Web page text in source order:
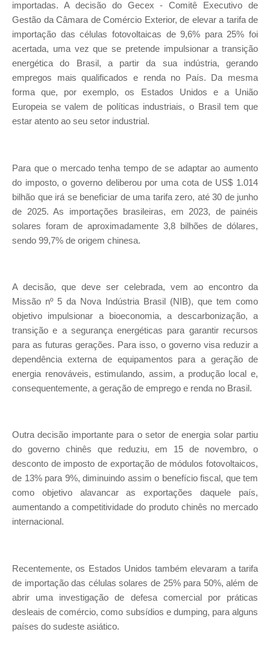
importadas. A decisão do Gecex - Comitê Executivo de
Gestão da Câmara de Comércio Exterior, de elevar a tarifa de
importação das células fotovoltaicas de 9,6% para 25% foi
acertada, uma vez que se pretende impulsionar a transição
energética do Brasil, a partir da sua indústria, gerando
empregos mais qualificados e renda no País. Da mesma
forma que, por exemplo, os Estados Unidos e a União
Europeia se valem de políticas industriais, o Brasil tem que
estar atento ao seu setor industrial.
Para que o mercado tenha tempo de se adaptar ao aumento
do imposto, o governo deliberou por uma cota de US$ 1.014
bilhão que irá se beneficiar de uma tarifa zero, até 30 de junho
de 2025. As importações brasileiras, em 2023, de painéis
solares foram de aproximadamente 3,8 bilhões de dólares,
sendo 99,7% de origem chinesa.
A decisão, que deve ser celebrada, vem ao encontro da
Missão nº 5 da Nova Indústria Brasil (NIB), que tem como
objetivo impulsionar a bioeconomia, a descarbonização, a
transição e a segurança energéticas para garantir recursos
para as futuras gerações. Para isso, o governo visa reduzir a
dependência externa de equipamentos para a geração de
energia renováveis, estimulando, assim, a produção local e,
consequentemente, a geração de emprego e renda no Brasil.
Outra decisão importante para o setor de energia solar partiu
do governo chinês que reduziu, em 15 de novembro, o
desconto de imposto de exportação de módulos fotovoltaicos,
de 13% para 9%, diminuindo assim o benefício fiscal, que tem
como objetivo alavancar as exportações daquele país,
aumentando a competitividade do produto chinês no mercado
internacional.
Recentemente, os Estados Unidos também elevaram a tarifa
de importação das células solares de 25% para 50%, além de
abrir uma investigação de defesa comercial por práticas
desleais de comércio, como subsídios e dumping, para alguns
países do sudeste asiático.